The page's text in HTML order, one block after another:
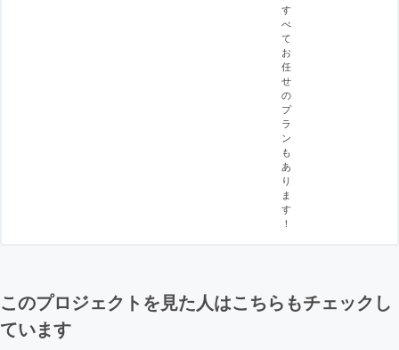
す
べ
て
お
任
せ
の
プ
ラ
ン
も
あ
り
ま
す
！
このプロジェクトを見た人はこちらもチェックし
ています